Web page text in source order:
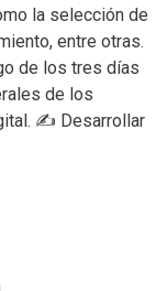
la selección de
entre otras.
de los tres días
de los
✍️ Desarrollar